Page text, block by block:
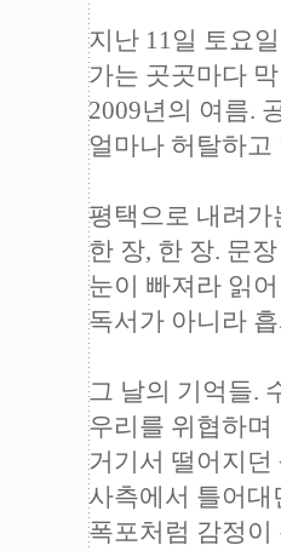
지난 11일 토요
가는 곳곳마다
2009년의 여름.
얼마나 허탈하
평택으로 내려가
한 장, 한 장. 문
눈이 빠져라 읽
독서가 아니라
그 날의 기억들.
우리를 위협하
거기서 떨어지
사측에서 틀어
폭포처럼 감정이